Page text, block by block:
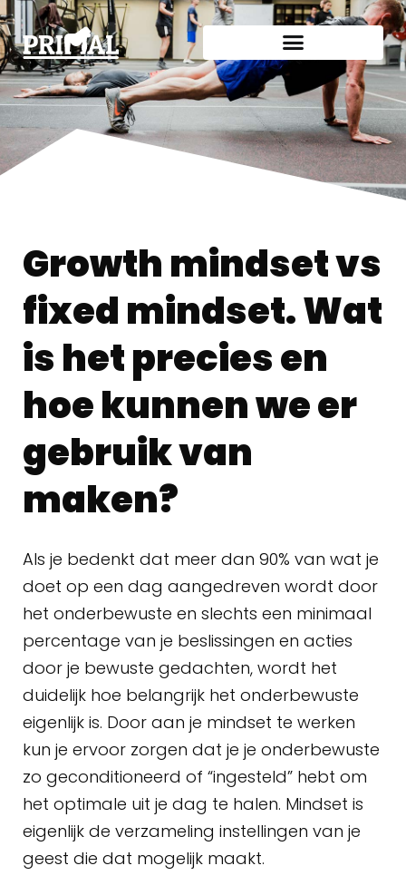
Growth mindset vs
fixed mindset. Wat
is het precies en
hoe kunnen we er
gebruik van
maken?
Als je bedenkt dat meer dan 90% van wat je
doet op een dag aangedreven wordt door
het onderbewuste en slechts een minimaal
percentage van je beslissingen en acties
door je bewuste gedachten, wordt het
duidelijk hoe belangrijk het onderbewuste
eigenlijk is. Door aan je mindset te werken
kun je ervoor zorgen dat je je onderbewuste
zo geconditioneerd of “ingesteld” hebt om
het optimale uit je dag te halen. Mindset is
eigenlijk de verzameling instellingen van je
geest die dat mogelijk maakt.